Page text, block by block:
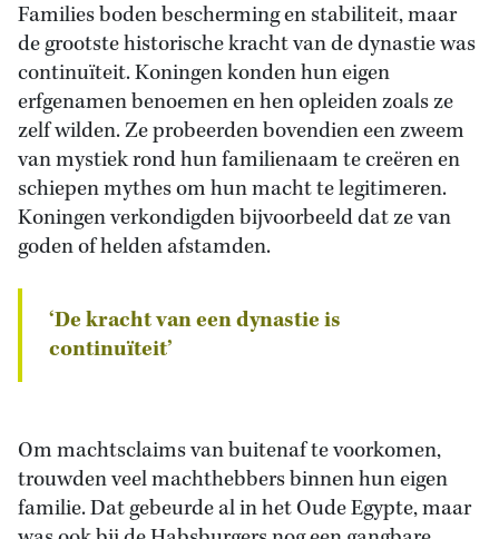
Families boden bescherming en stabiliteit, maar
de grootste historische kracht van de dynastie was
continuïteit. Koningen konden hun eigen
erfgenamen benoemen en hen opleiden zoals ze
zelf wilden. Ze probeerden bovendien een zweem
van mystiek rond hun familienaam te creëren en
schiepen mythes om hun macht te legitimeren.
Koningen verkondigden bijvoorbeeld dat ze van
goden of helden afstamden.
‘De kracht van een dynastie is
continuïteit’
Om machtsclaims van buitenaf te voorkomen,
trouwden veel machthebbers binnen hun eigen
familie. Dat gebeurde al in het Oude Egypte, maar